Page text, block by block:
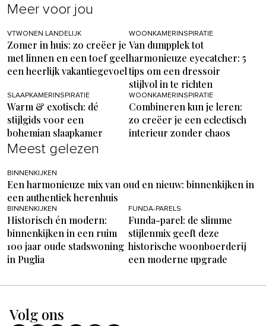
Meer voor jou
VTWONEN LANDELIJK
Zomer in huis: zo creëer je
met linnen en een toef geel
een heerlijk vakantiegevoel
WOONKAMERINSPIRATIE
Van dumpplek tot
harmonieuze eyecatcher: 5
tips om een dressoir
stijlvol in te richten
SLAAPKAMERINSPIRATIE
Warm & exotisch: dé
stijlgids voor een
bohemian slaapkamer
WOONKAMERINSPIRATIE
Combineren kun je leren:
zo creëer je een eclectisch
interieur zonder chaos
Meest gelezen
BINNENKIJKEN
Een harmonieuze mix van oud en nieuw: binnenkijken in
een authentiek herenhuis
BINNENKIJKEN
Historisch én modern:
binnenkijken in een ruim
100 jaar oude stadswoning
in Puglia
FUNDA-PARELS
Funda-parel: de slimme
stijlenmix geeft deze
historische woonboerderij
een moderne upgrade
Volg ons